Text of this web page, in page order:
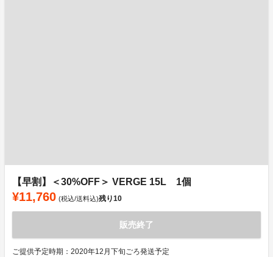
【早割】＜30%OFF＞ VERGE 15L 1個
¥11,760 (税込/送料込)残り10
販売終了
ご提供予定時期：2020年12月下旬ごろ発送予定